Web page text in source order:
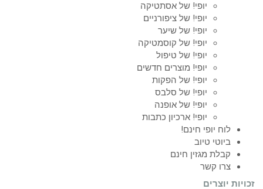
יופי! של אסתטיקה
יופי! של ציפורניים
יופי! של שיער
יופי! של קוסמטיקה
יופי! של טיפול
יופי! מוצרים חדשים
יופי! של הפקות
יופי! של סלבס
יופי! של אופנה
יופי! ארכיון כתבות
לוח יופי חינם!
ביוטי טיוב
קבלת מגזין חינם
צרו קשר
זכויות יוצרים